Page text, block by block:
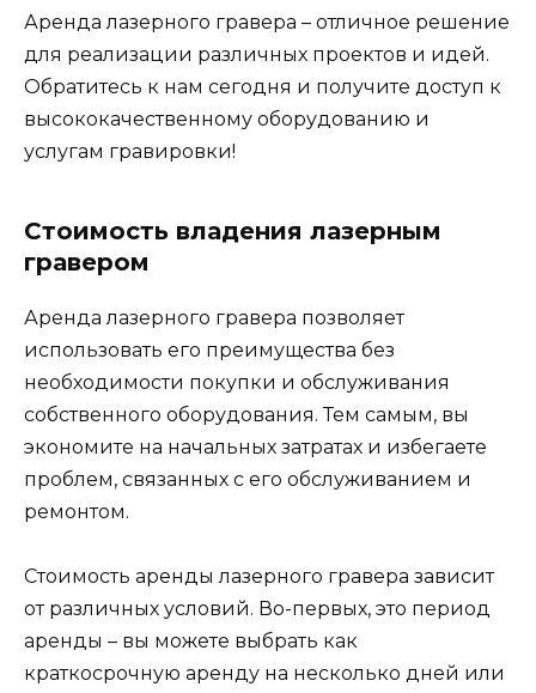
Аренда лазерного гравера – отличное решение
для реализации различных проектов и идей.
Обратитесь к нам сегодня и получите доступ к
высококачественному оборудованию и
услугам гравировки!
Стоимость владения лазерным
гравером
Аренда лазерного гравера позволяет
использовать его преимущества без
необходимости покупки и обслуживания
собственного оборудования. Тем самым, вы
экономите на начальных затратах и избегаете
проблем, связанных с его обслуживанием и
ремонтом.
Стоимость аренды лазерного гравера зависит
от различных условий. Во-первых, это период
аренды – вы можете выбрать как
краткосрочную аренду на несколько дней или